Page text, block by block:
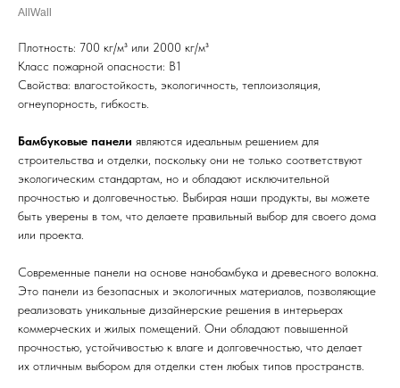
AllWall
Плотность: 700 кг/м³ или 2000 кг/м³
Класс пожарной опасности: B1
Свойства: влагостойкость, экологичность, теплоизоляция,
огнеупорность, гибкость.
Бамбуковые панели являются идеальным решением для
строительства и отделки, поскольку они не только соответствуют
экологическим стандартам, но и обладают исключительной
прочностью и долговечностью. Выбирая наши продукты, вы можете
быть уверены в том, что делаете правильный выбор для своего дома
или проекта.
Современные панели на основе нанобамбука и древесного волокна.
Это панели из безопасных и экологичных материалов, позволяющие
реализовать уникальные дизайнерские решения в интерьерах
коммерческих и жилых помещений. Они обладают повышенной
прочностью, устойчивостью к влаге и долговечностью, что делает
их отличным выбором для отделки стен любых типов пространств.